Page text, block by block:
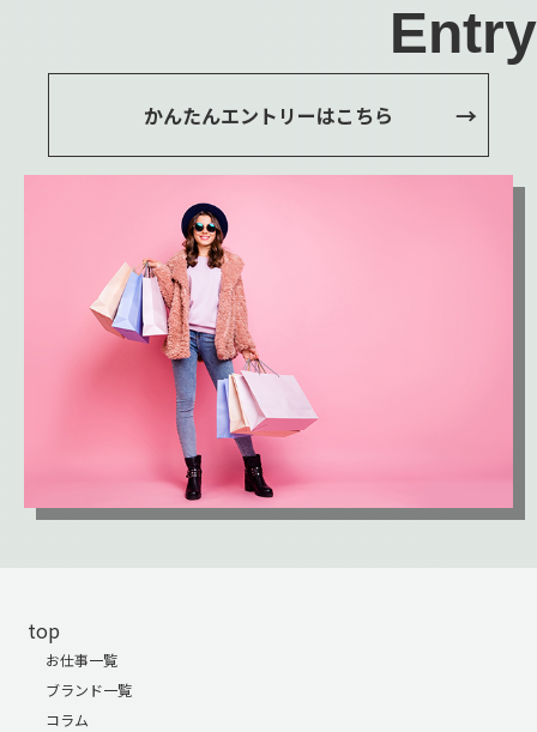
Entry
かんたんエントリーはこちら
top
お仕事一覧
ブランド一覧
コラム